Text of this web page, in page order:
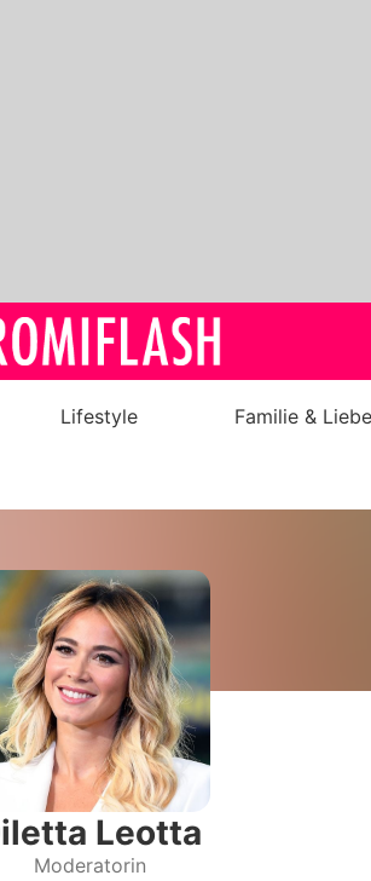
Filme & Serien
Lifestyle
Familie & Liebe
Exklusiv
auf Promiflash
Jobs
Lifestyle Familie & Liebe
Leotta
Moderatorin